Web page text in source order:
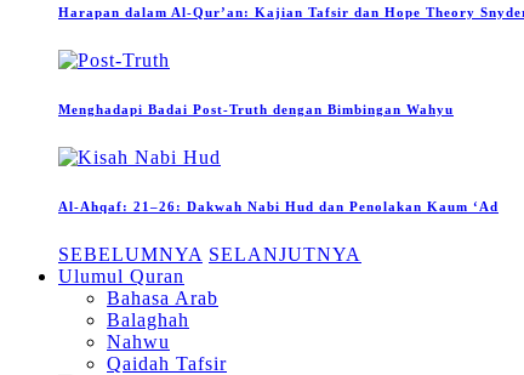
Harapan dalam Al-Qur’an: Kajian Tafsir dan Hope Theory
Menghadapi Badai Post-Truth dengan Bimbingan Wahyu
Al-Ahqaf: 21–26: Dakwah Nabi Hud dan Penolakan Kaum ‘Ad
SEBELUMNYA SELANJUTNYA
Ulumul Quran
Bahasa Arab
Balaghah
Nahwu
Qaidah Tafsir